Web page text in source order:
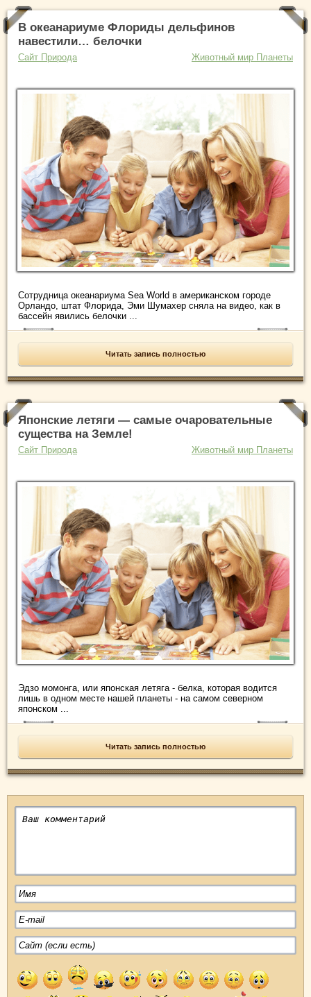
В океанариуме Флориды дельфинов
навестили… белочки
Сайт Природа Животный мир Планеты
Сотрудница океанариума Sea World в американском городе
Орландо, штат Флорида, Эми Шумахер сняла на видео, как в
бассейн явились белочки ...
Читать запись полностью
Японские летяги — самые очаровательные
существа на Земле!
Сайт Природа Животный мир Планеты
Эдзо момонга, или японская летяга - белка, которая водится
лишь в одном месте нашей планеты - на самом северном
японском ...
Читать запись полностью